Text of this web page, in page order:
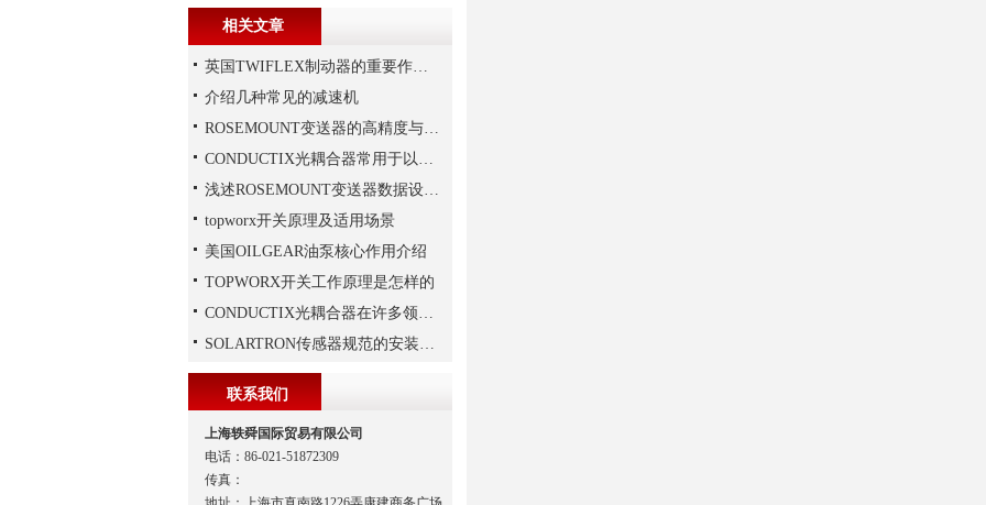
相关文章
英国TWIFLEX制动器的重要作用是什么？
介绍几种常见的减速机
ROSEMOUNT变送器的高精度与高可靠性设计揭秘
CONDUCTIX光耦合器常用于以下领域当中
浅述ROSEMOUNT变送器数据设置步骤
topworx开关原理及适用场景
美国OILGEAR油泵核心作用介绍
TOPWORX开关工作原理是怎样的
CONDUCTIX光耦合器在许多领域都得到了广泛的应用
SOLARTRON传感器规范的安装技巧
联系我们
上海轶舜国际贸易有限公司
电话：86-021-51872309
传真：